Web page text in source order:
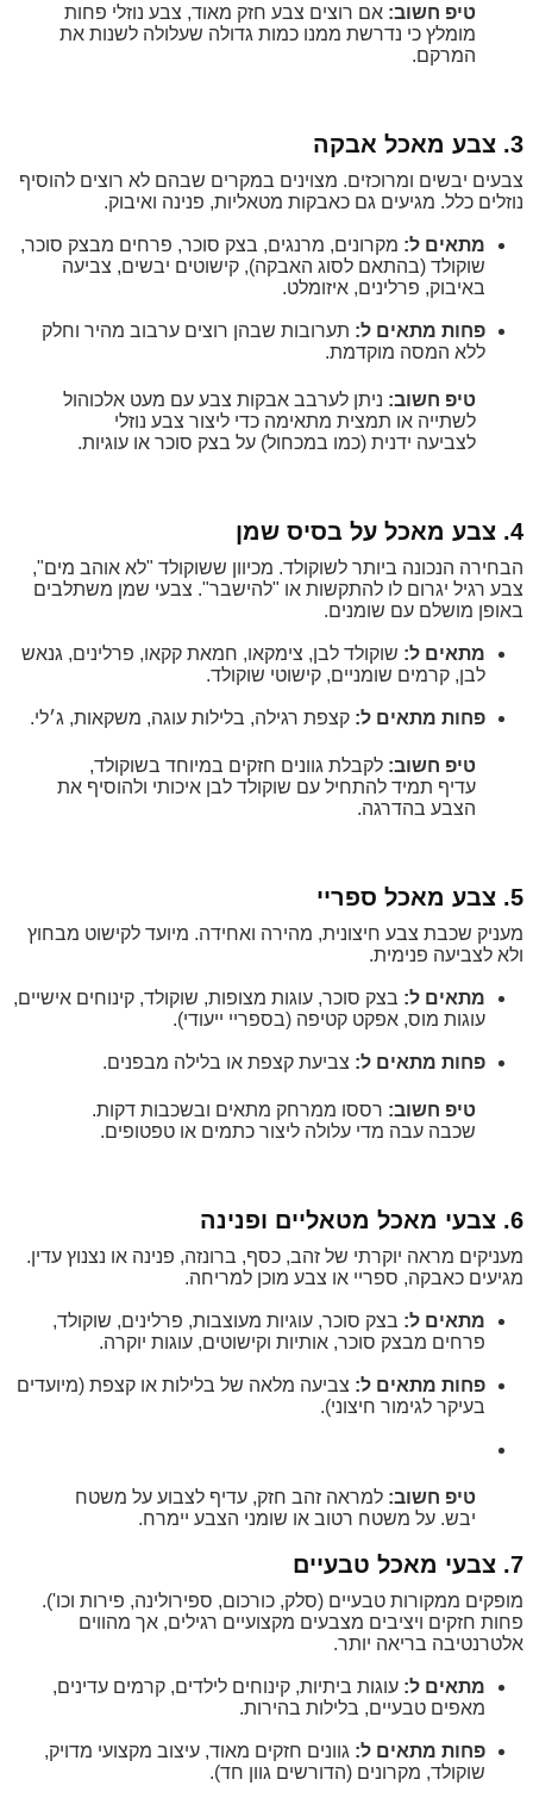
טיפ חשוב: אם רוצים צבע חזק מאוד, צבע נוזלי פחות
מומלץ כי נדרשת ממנו כמות גדולה שעלולה לשנות את
המרקם.
3. צבע מאכל אבקה
צבעים יבשים ומרוכזים. מצוינים במקרים שבהם לא רוצים להוסיף
נוזלים כלל. מגיעים גם כאבקות מטאליות, פנינה ואיבוק.
מתאים ל: מקרונים, מרנגים, בצק סוכר, פרחים מבצק סוכר,
שוקולד (בהתאם לסוג האבקה), קישוטים יבשים, צביעה
באיבוק, פרלינים, איזומלט.
פחות מתאים ל: תערובות שבהן רוצים ערבוב מהיר וחלק
ללא המסה מוקדמת.
טיפ חשוב: ניתן לערבב אבקות צבע עם מעט אלכוהול
לשתייה או תמצית מתאימה כדי ליצור צבע נוזלי
לצביעה ידנית (כמו במכחול) על בצק סוכר או עוגיות.
4. צבע מאכל על בסיס שמן
הבחירה הנכונה ביותר לשוקולד. מכיוון ששוקולד "לא אוהב מים",
צבע רגיל יגרום לו להתקשות או "להישבר". צבעי שמן משתלבים
באופן מושלם עם שומנים.
מתאים ל: שוקולד לבן, צימקאו, חמאת קקאו, פרלינים, גנאש
לבן, קרמים שומניים, קישוטי שוקולד.
פחות מתאים ל: קצפת רגילה, בלילות עוגה, משקאות, ג׳לי.
טיפ חשוב: לקבלת גוונים חזקים במיוחד בשוקולד,
עדיף תמיד להתחיל עם שוקולד לבן איכותי ולהוסיף את
הצבע בהדרגה.
5. צבע מאכל ספריי
מעניק שכבת צבע חיצונית, מהירה ואחידה. מיועד לקישוט מבחוץ
ולא לצביעה פנימית.
מתאים ל: בצק סוכר, עוגות מצופות, שוקולד, קינוחים אישיים,
עוגות מוס, אפקט קטיפה (בספריי ייעודי).
פחות מתאים ל: צביעת קצפת או בלילה מבפנים.
טיפ חשוב: רססו ממרחק מתאים ובשכבות דקות.
שכבה עבה מדי עלולה ליצור כתמים או טפטופים.
6. צבעי מאכל מטאליים ופנינה
מעניקים מראה יוקרתי של זהב, כסף, ברונזה, פנינה או נצנוץ עדין.
מגיעים כאבקה, ספריי או צבע מוכן למריחה.
מתאים ל: בצק סוכר, עוגיות מעוצבות, פרלינים, שוקולד,
פרחים מבצק סוכר, אותיות וקישוטים, עוגות יוקרה.
פחות מתאים ל: צביעה מלאה של בלילות או קצפת (מיועדים
בעיקר לגימור חיצוני).
טיפ חשוב: למראה זהב חזק, עדיף לצבוע על משטח
יבש. על משטח רטוב או שומני הצבע יימרח.
7. צבעי מאכל טבעיים
מופקים ממקורות טבעיים (סלק, כורכום, ספירולינה, פירות וכו').
פחות חזקים ויציבים מצבעים מקצועיים רגילים, אך מהווים
אלטרנטיבה בריאה יותר.
מתאים ל: עוגות ביתיות, קינוחים לילדים, קרמים עדינים,
מאפים טבעיים, בלילות בהירות.
פחות מתאים ל: גוונים חזקים מאוד, עיצוב מקצועי מדויק,
שוקולד, מקרונים (הדורשים גוון חד).